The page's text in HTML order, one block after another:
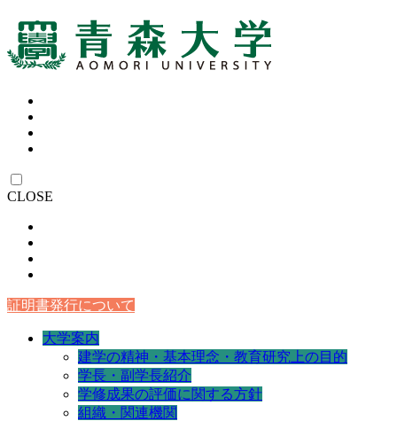
CLOSE
証明書発行について
大学案内
建学の精神・基本理念・教育研究上の目的
学長・副学長紹介
学修成果の評価に関する方針
組織・関連機関